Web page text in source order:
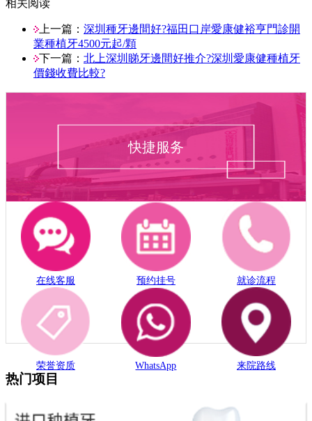
相关阅读
上一篇： 深圳種牙邊間好?福田口岸愛康健裕亨門診開
業種植牙4500元起/顆
下一篇： 北上深圳睇牙邊間好推介?深圳愛康健種植牙
價錢收費比較?
快捷服务
在线客服 预约挂号 就诊流程
荣誉资质 WhatsApp 来院路线
热门项目